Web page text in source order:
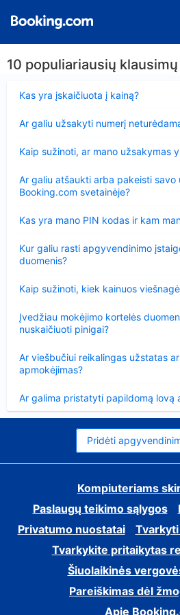
10 populiariausių klausimų
Kas yra įskaičiuota į kainą?
Ar galiu užsakyti numerį
Kaip sužinoti, ar mano užsakymas
Ar galiu atšaukti arba pakeisti savo
Booking.com svetainėje?
Kas yra mano PIN kodas ir kam
Kur galiu rasti apgyvendinimo
duomenis?
Kaip sužinoti, kiek kainuos
Įvedžiau mokėjimo kortelės
nuskaičiuoti pinigai?
Ar viešbučiui reikalingas užstatas
apmokėjimas?
Ar galima pristatyti papildomą lovą
Pridėti
Kompiuteriams
Paslaugų teikimo sąlygos
Privatumo nuostatai
Tvarkykite pritaikytas
Šiuolaikinės
Pareiškimas dėl
Apie